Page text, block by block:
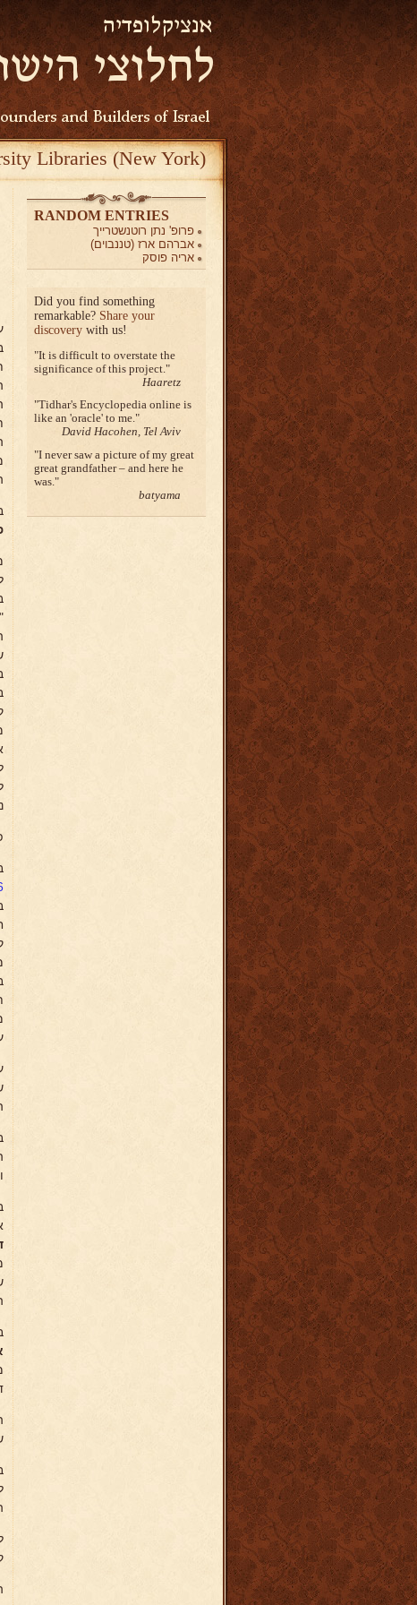
Libraries (New York)
בקיץ
RANDOM ENTRIES
פרופ' נתן רוטנשטרייך
אברהם ארז (טננבוים)
אריה פוסק
Did you find something
remarkable? Share your
discovery with us!
It is difficult to overstate the
significance of this project.
Haaretz
Tidhar's Encyclopedia online is
like an 'oracle' to me.
David Hacohen, Tel Aviv
I never saw a picture of my great
great grandfather – and here he
was.
batyama